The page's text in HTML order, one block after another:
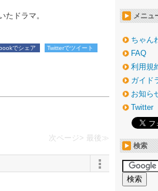
ドラマ。
でシェア Twitterでツイート
次ページ> 最後≫
メニュ
ちゃん
FAQ
利用規
ガイド
お知ら
Twitter
検索